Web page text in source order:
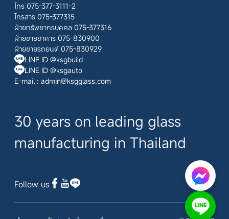
โทร 075-377-3111-2
โทรสาร 075-377315
ฝ่ายทรัพยากรบุคคล 075-377316
ฝ่ายขายอาคาร 075-830900
ฝ่ายขายรถยนต์ 075-830929
LINE ID @ksgbuild
LINE ID @ksgauto
E-mail : admin@ksgglass.com
30 years on leading glass
manufacturing in Thailand
Follow us